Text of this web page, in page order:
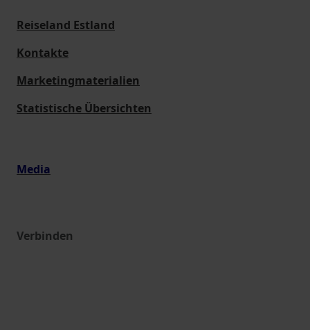
Reiseland Estland
Kontakte
Marketingmaterialien
Statistische Übersichten
Media
Verbinden